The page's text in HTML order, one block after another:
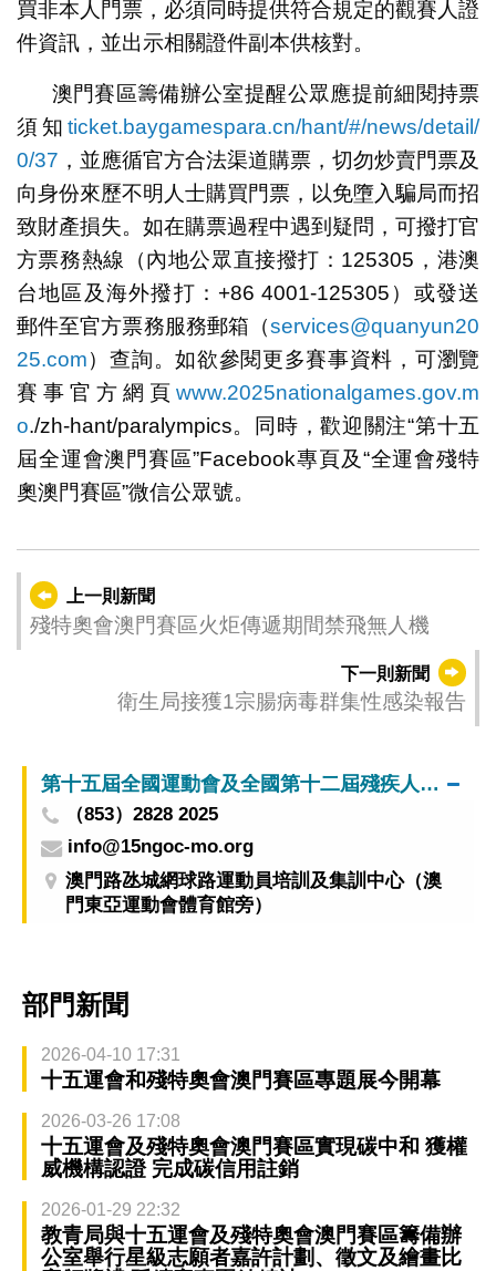
買非本人門票，必須同時提供符合規定的觀賽人證
件資訊，並出示相關證件副本供核對。
澳門賽區籌備辦公室提醒公眾應提前細閱持票
須知ticket.baygamespara.cn/hant/#/news/detail/
0/37 ，並應循官方合法渠道購票，切勿炒賣門票及
向身份來歷不明人士購買門票，以免墮入騙局而招
致財產損失。如在購票過程中遇到疑問，可撥打官
方票務熱線（內地公眾直接撥打：125305，港澳
台地區及海外撥打：‪+86 4001-125305）或發送
郵件至官方票務服務郵箱（services@quanyun20
25.com）查詢。如欲參閱更多賽事資料，可瀏覽
賽事官方網頁www.2025nationalgames.gov.m
o./zh-hant/paralympics。同時，歡迎關注“第十五
屆全運會澳門賽區”Facebook專頁及“全運會殘特
奧澳門賽區”微信公眾號。
上一則新聞
殘特奧會澳門賽區火炬傳遞期間禁飛無人機
下一則新聞
衛生局接獲1宗腸病毒群集性感染報告
第十五屆全國運動會及全國第十二屆殘疾人運動會暨第九屆特殊奧林匹克運動會澳門賽區籌備辦公室
（853）2828 2025
info@15ngoc-mo.org
澳門路氹城網球路運動員培訓及集訓中心（澳
門東亞運動會體育館旁）
部門新聞
2026-04-10 17:31
十五運會和殘特奧會澳門賽區專題展今開幕
2026-03-26 17:08
十五運會及殘特奧會澳門賽區實現碳中和 獲權
威機構認證 完成碳信用註銷
2026-01-29 22:32
教青局與十五運會及殘特奧會澳門賽區籌備辦
公室舉行星級志願者嘉許計劃、徵文及繪畫比